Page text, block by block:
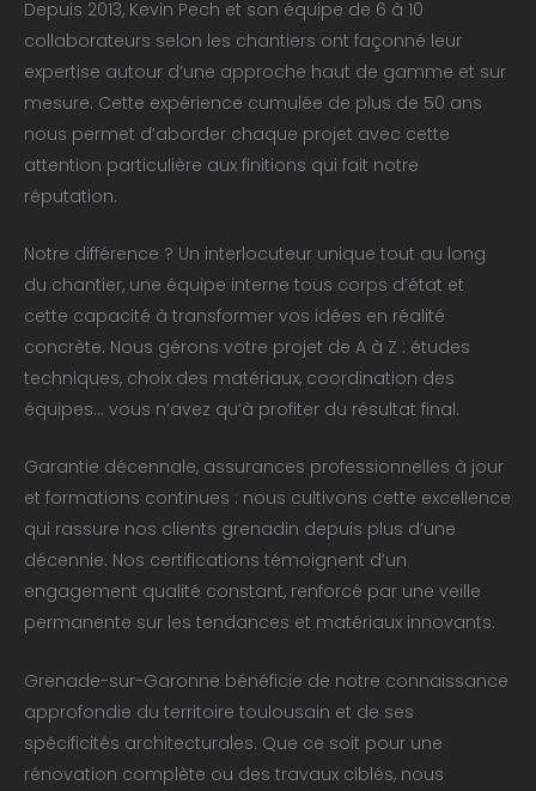
Depuis 2013, Kevin Pech et son équipe de 6 à 10
collaborateurs selon les chantiers ont façonné leur
expertise autour d’une approche haut de gamme et sur
mesure. Cette expérience cumulée de plus de 50 ans
nous permet d’aborder chaque projet avec cette
attention particulière aux finitions qui fait notre
réputation.
Notre différence ? Un interlocuteur unique tout au long
du chantier, une équipe interne tous corps d’état et
cette capacité à transformer vos idées en réalité
concrète. Nous gérons votre projet de A à Z : études
techniques, choix des matériaux, coordination des
équipes… vous n’avez qu’à profiter du résultat final.
Garantie décennale, assurances professionnelles à jour
et formations continues : nous cultivons cette excellence
qui rassure nos clients grenadin depuis plus d’une
décennie. Nos certifications témoignent d’un
engagement qualité constant, renforcé par une veille
permanente sur les tendances et matériaux innovants.
Grenade-sur-Garonne bénéficie de notre connaissance
approfondie du territoire toulousain et de ses
spécificités architecturales. Que ce soit pour une
rénovation complète ou des travaux ciblés, nous